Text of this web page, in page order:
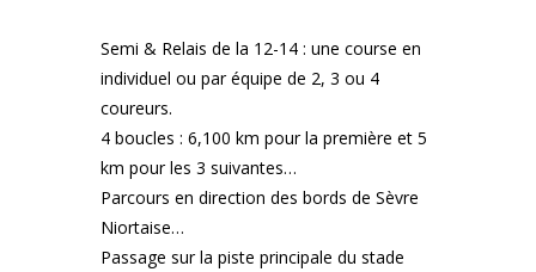
Semi & Relais de la 12-14 : une course en
individuel ou par équipe de 2, 3 ou 4
coureurs.
4 boucles : 6,100 km pour la première et 5
km pour les 3 suivantes…
Parcours en direction des bords de Sèvre
Niortaise…
Passage sur la piste principale du stade